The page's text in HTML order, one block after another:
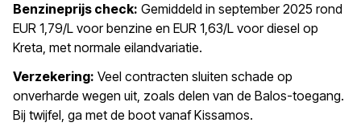
Benzineprijs check: Gemiddeld in september 2025 rond
EUR 1,79/L voor benzine en EUR 1,63/L voor diesel op
Kreta, met normale eilandvariatie.
Verzekering: Veel contracten sluiten schade op
onverharde wegen uit, zoals delen van de Balos-toegang.
Bij twijfel, ga met de boot vanaf Kissamos.